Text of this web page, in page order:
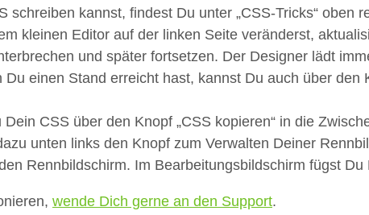
schreiben kannst, findest Du unter „CSS-Tricks“ oben
kleinen Editor auf der linken Seite veränderst,
und später fortsetzen. Der Designer lädt
einen Stand erreicht hast, kannst Du auch über
CSS über den Knopf „CSS kopieren“ in die
unten links den Knopf zum Verwalten Deiner
Rennbildschirm. Im Bearbeitungsbildschirm fügst
wende Dich gerne an den Support.